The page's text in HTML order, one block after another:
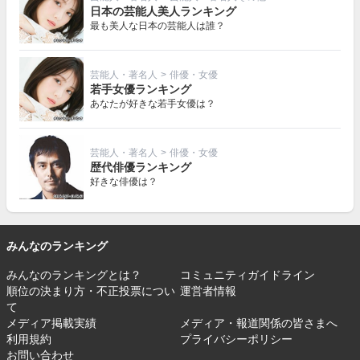
日本の芸能人美人ランキング
最も美人な日本の芸能人は誰？
芸能人・著名人 > 俳優・女優
若手女優ランキング
あなたが好きな若手女優は？
芸能人・著名人 > 俳優・女優
歴代俳優ランキング
好きな俳優は？
みんなのランキング
みんなのランキングとは？
コミュニティガイドライン
順位の決まり方・不正投票につい
て
運営者情報
メディア掲載実績
メディア・報道関係の皆さまへ
利用規約
プライバシーポリシー
お問い合わせ